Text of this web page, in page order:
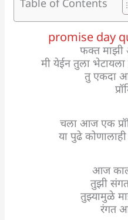
promise day
फक्त
मी येईन तुला
तु एकदा
चला आज एक
या पुढे कोणालाही
आज काल
तुझी
तुझ्यामुळे
रंगत